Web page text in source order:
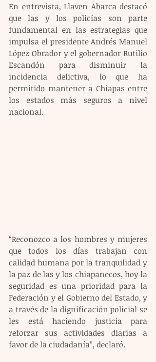
En entrevista, Llaven Abarca destacó
que las y los policías son parte
fundamental en las estrategias que
impulsa el presidente Andrés Manuel
López Obrador y el gobernador Rutilio
Escandón para disminuir la
incidencia delictiva, lo que ha
permitido mantener a Chiapas entre
los estados más seguros a nivel
nacional.
“Reconozco a los hombres y mujeres
que todos los días trabajan con
calidad humana por la tranquilidad y
la paz de las y los chiapanecos, hoy la
seguridad es una prioridad para la
Federación y el Gobierno del Estado, y
a través de la dignificación policial se
les está haciendo justicia para
reforzar sus actividades diarias a
favor de la ciudadanía”, declaró.